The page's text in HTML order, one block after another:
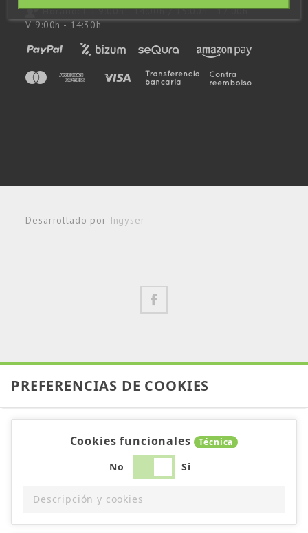
Horario: L-J 9:00h - 14:00h / 15:00h - 17:00h
V 9:00h - 14:30h
Desarrollado por Ingyser
PREFERENCIAS DE COOKIES
Cookies funcionales Técnica
No Si
Descripción y cookies